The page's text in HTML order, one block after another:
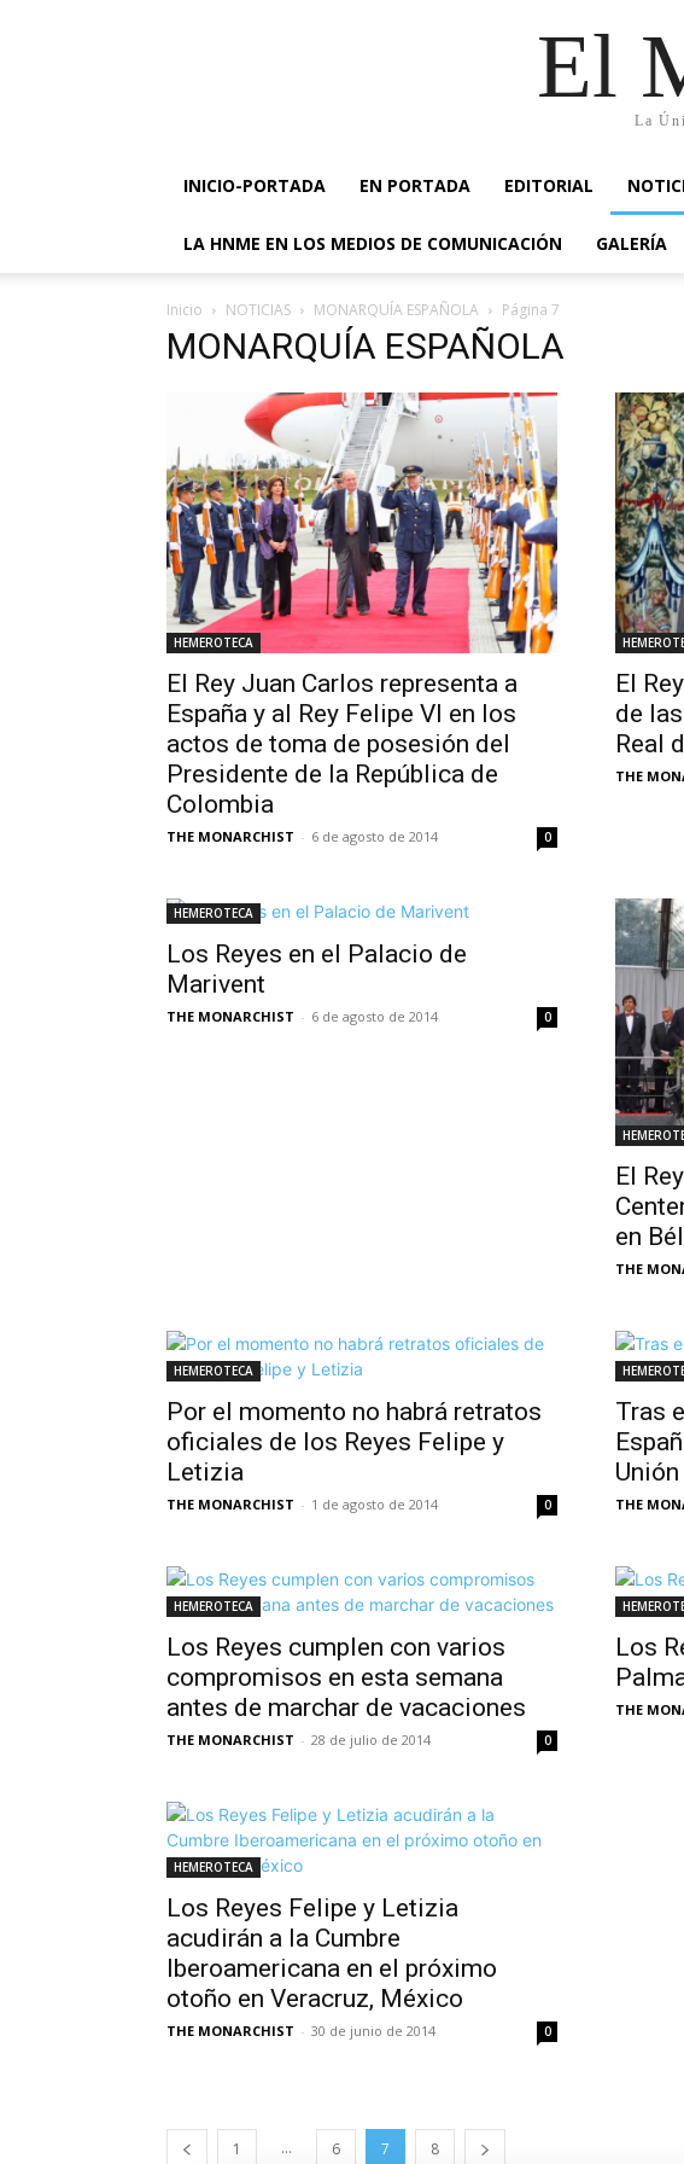
El
La
INICIO-PORTADA EN PORTADA EDITORIAL
LA HNME EN LOS MEDIOS DE COMUNICACIÓN GALERÍA
Inicio NOTICIAS MONARQUÍA ESPAÑOLA Página 7
MONARQUÍA ESPAÑOLA
HEMEROTECA
El Rey Juan Carlos representa a
España y al Rey Felipe VI en los
actos de toma de posesión del
Presidente de la República de
Colombia
THE MONARCHIST - 6 de agosto de 2014 0
El
de
Real
THE
HEMEROTECA
Los Reyes en el Palacio de
Marivent
THE MONARCHIST - 6 de agosto de 2014 0
El
en
THE
HEMEROTECA
Por el momento no habrá retratos
oficiales de los Reyes Felipe y
Letizia
THE MONARCHIST - 1 de agosto de 2014 0
Tras
THE
HEMEROTECA
Los Reyes cumplen con varios
compromisos en esta semana
antes de marchar de vacaciones
THE MONARCHIST - 28 de julio de 2014 0
Los
THE
HEMEROTECA
Los Reyes Felipe y Letizia
acudirán a la Cumbre
Iberoamericana en el próximo
otoño en Veracruz, México
THE MONARCHIST - 30 de junio de 2014 0
1 ... 6 7 8